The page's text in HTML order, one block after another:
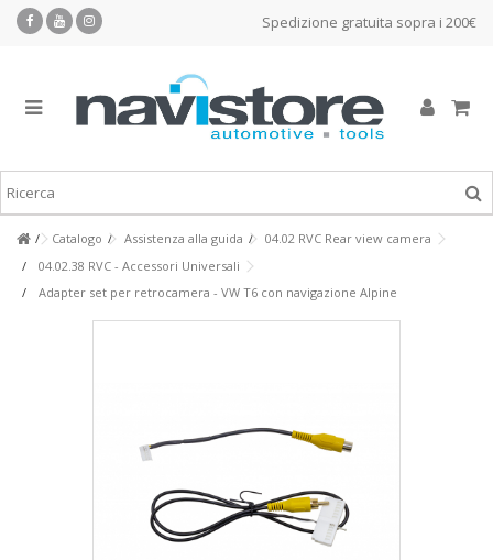
Spedizione gratuita sopra i 200€
Catalogo Assistenza alla guida
04.02 RVC Rear view camera
04.02.38 RVC - Accessori Universali
Adapter set per retrocamera - VW T6 con navigazione Alpine